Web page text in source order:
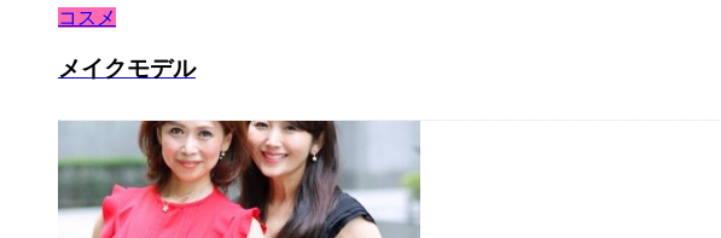
コスメ
メイクモデル